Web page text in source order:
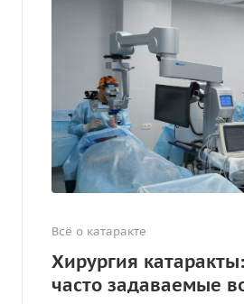
Всё о катаракте
Хирургия
часто задаваемые